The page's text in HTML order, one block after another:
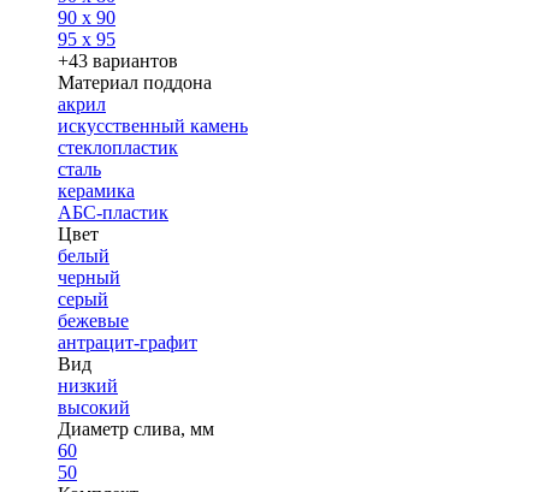
90 x 90
95 x 95
+43 вариантов
Материал поддона
акрил
искусственный камень
стеклопластик
сталь
керамика
АБС-пластик
Цвет
белый
черный
серый
бежевые
антрацит-графит
Вид
низкий
высокий
Диаметр слива, мм
60
50